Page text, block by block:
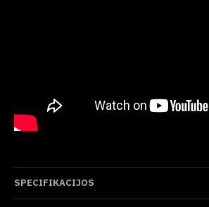
SPECIFIKACIJOS